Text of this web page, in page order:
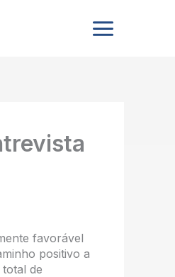
favorável
positivo a
de